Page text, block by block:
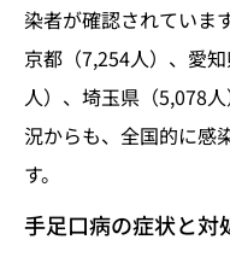
染者が確認されていま
京都（7,254人）、愛
人）、埼玉県（5,078
況からも、全国的に感
す。
手足口病の症状と対